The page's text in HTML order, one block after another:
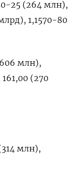
25 (264 ​млн),
​1,1570-80
млн),
(270
млн),